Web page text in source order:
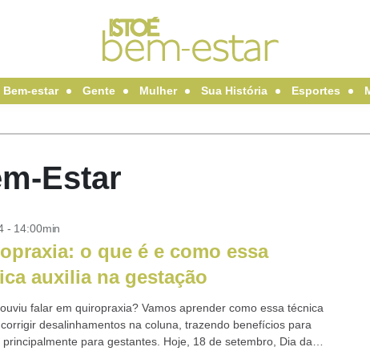
Bem-estar Gente Mulher Sua História Esportes
Estar
- 14:00min
o que é e como essa
auxilia na gestação
falar em quiropraxia? Vamos aprender como essa técnica
desalinhamentos na coluna, trazendo benefícios para
principalmente para gestantes. Hoje, 18 de setembro, Dia da